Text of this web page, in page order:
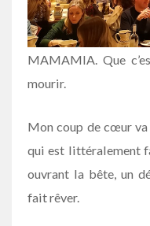
MAMAMIA. Que
mourir.
Mon coup de cœur
qui est littéralement
ouvrant la bête, un
fait rêver.